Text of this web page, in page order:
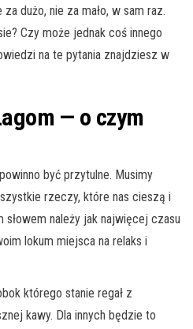
dużo, nie za mało, w sam raz.
Czy może jednak coś innego
na te pytania znajdziesz w
— o czym
być przytulne. Musimy
rzeczy, które nas cieszą i
słowem należy jak najwięcej czasu
lokum miejsca na relaks i
którego stanie regał z
kawy. Dla innych będzie to